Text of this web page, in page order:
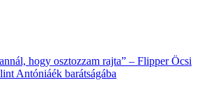
hogy osztozzam rajta” – Flipper Öcsi
Antóniáék barátságába